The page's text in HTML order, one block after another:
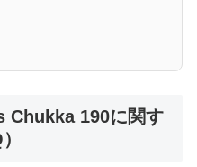
Chukka 190に関す